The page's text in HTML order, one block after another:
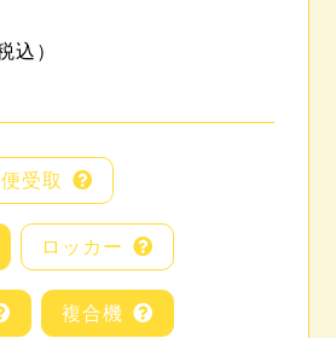
込）
受取
ロッカー
複合機